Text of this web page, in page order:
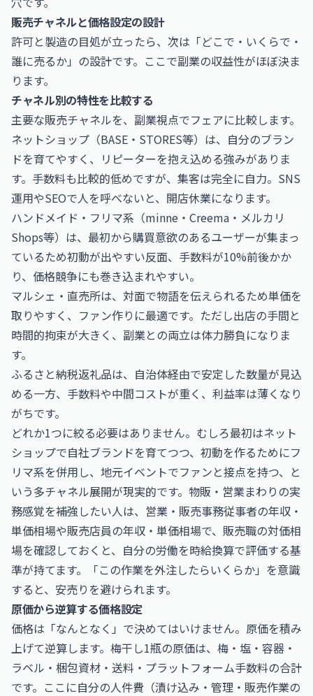
販売チャネルと価格設定の設計
許可と製造の目処が立ったら、次は「どこで・いくらで・
誰に売るか」の設計です。ここで副業の収益性がほぼ決ま
ります。
チャネル別の特性を比較する
主要な販売チャネルを、副業視点でフェアに比較します。
ネットショップ（BASE・STORES等）は、自分のブラン
ドを育てやすく、リピーターを抱え込める強みがありま
す。手数料も比較的低めですが、集客は完全に自力。SNS
運用やSEOで人を呼べないと、開店休業になります。
ハンドメイド・フリマ系（minne・Creema・メルカリ
Shops等）は、最初から購買意欲のあるユーザーが集まっ
ているため初動が出やすい反面、手数料が10%前後かか
り、価格競争にも巻き込まれやすい。
マルシェ・直売所は、対面で物語を伝えられるため単価を
取りやすく、ファン作りに最適です。ただし出店の手間と
時間的拘束が大きく、副業との両立は体力勝負になりま
す。
ふるさと納税返礼品は、自治体経由で安定した数量が見込
める一方、手数料や中間コストが重く、利益率は薄くなり
がちです。
どれか1つに絞る必要はありません。むしろ最初はネット
ショップで自社ブランドを育てつつ、初動を作るためにフ
リマ系を併用し、地元イベントでファンと接点を持つ、と
いう多チャネル展開が現実的です。物販・営業まわりの実
務感覚を補強したい人は、 営業・販売事務従事者の年収・
単価相場や販売店員の年収・単価相場で、販売職の対価相
場を確認しておくと、自分の労働を時給換算で評価する基
準が持てます。「この作業を外注したらいくらか」を意識
すると、安売りを避けられます。
原価から逆算する価格設定
価格は「なんとなく」で決めてはいけません。原価を積み
上げて逆算します。梅干し1瓶の原価は、梅・塩・容器・
ラベル・梱包資材・送料・プラットフォーム手数料の合計
です。ここに自分の人件費（漬け込み・管理・販売作業の